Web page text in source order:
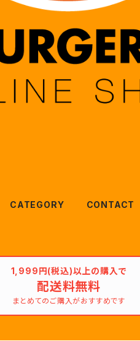
CATEGORY CONTACT
1,999円(税込)以上の購入で
配送料無料
まとめてのご購入がおすすめです